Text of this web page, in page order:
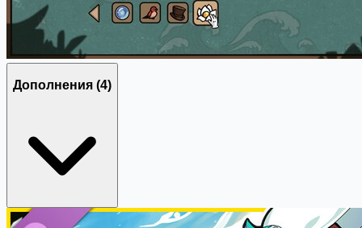
Дополнения (4)